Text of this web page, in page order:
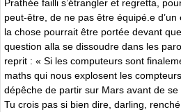
Prathée failli s’étrangler et regretta,
peut-être, de ne pas être équipé.e
la chose pourrait être portée devant
question alla se dissoudre dans les
reprit : « Si les computeurs sont
maths qui nous explosent les
dépêche de partir sur Mars avant de
Tu crois pas si bien dire, darling,